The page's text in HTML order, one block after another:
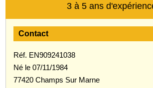
3 à 5 ans
Contact
Réf. EN909241038
Né le 07/11/1984
77420 Champs Sur Marne